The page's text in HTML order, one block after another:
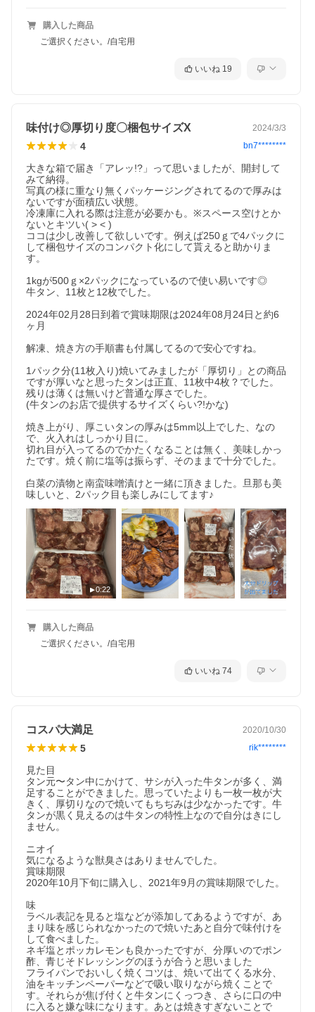
購入した商品
ご選択ください。/自宅用
いいね 19
味付け◎厚切り度〇梱包サイズ‪‪‪X 2024/3/3
4 bn7********
大きな箱で届き「アレッ!?」って思いましたが、開封して
みて納得。
写真の様に重なり無くパッケージングされてるので厚みは
ないですが面積広い状態。
冷凍庫に入れる際は注意が必要かも。※スペース空けとか
ないとキツい( > < )
ココは少し改善して欲しいです。例えば250ｇで4パックに
して梱包サイズのコンパクト化にして貰えると助かりま
す。
1kgが500ｇ×2パックになっているので使い易いです◎
牛タン、11枚と12枚でした。
2024年02月28日到着で賞味期限は2024年08月24日と約6
ヶ月
解凍、焼き方の手順書も付属してるので安心ですね。
1パック分(11枚入り)焼いてみましたが「厚切り」との商品
ですが厚いなと思ったタンは正直、11枚中4枚？でした。
残りは薄くは無いけど普通な厚さでした。
(牛タンのお店で提供するサイズくらい?!かな)
焼き上がり、厚こいタンの厚みは5mm以上でした、なの
で、火入れはしっかり目に。
切れ目が入ってるのでかたくなることは無く、美味しかっ
たです。焼く前に塩等は振らず、そのままで十分でした。
白菜の漬物と南蛮味噌漬けと一緒に頂きました。旦那も美
味しいと、2パック目も楽しみにしてます♪
0:22
購入した商品
ご選択ください。/自宅用
いいね 74
コスパ大満足 2020/10/30
5 rik********
見た目
タン元〜タン中にかけて、サシが入った牛タンが多く、満
足することができました。思っていたよりも一枚一枚が大
きく、厚切りなので焼いてもちぢみは少なかったです。牛
タンが黒く見えるのは牛タンの特性上なので自分はきにし
ません。
ニオイ
気になるような獣臭さはありませんでした。
賞味期限
2020年10月下旬に購入し、2021年9月の賞味期限でした。
味
ラベル表記を見ると塩などが添加してあるようですが、あ
まり味を感じられなかったので焼いたあと自分で味付けを
して食べました。
ネギ塩とポッカレモンも良かったですが、分厚いのでポン
酢、青じそドレッシングのほうが合うと思いました
フライパンでおいしく焼くコツは、焼いて出てくる水分、
油をキッチンペーパーなどで吸い取りながら焼くことで
す。それらが焦げ付くと牛タンにくっつき、さらに口の中
に入ると嫌な味になります。あとは焼きすぎないことで